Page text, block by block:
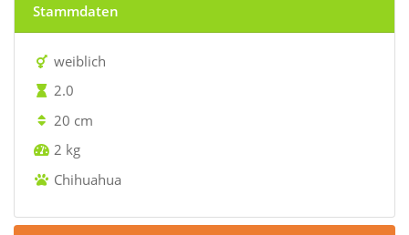
Stammdaten
weiblich
2.0
20 cm
2 kg
Chihuahua